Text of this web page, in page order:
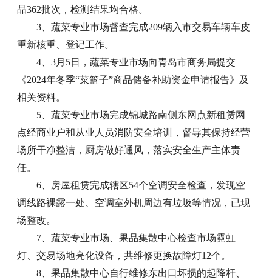
品362批次，检测结果均合格。
3、蔬菜专业市场督查完成209辆入市交易车辆车皮
重新核重、登记工作。
4、3月5日，蔬菜专业市场向青岛市商务局提交
《2024年冬季“菜篮子”商品储备补助资金申请报告》及
相关资料。
5、蔬菜专业市场完成锦城路南侧东网点新租赁网
点经商业户和从业人员消防安全培训，督导其保持经营
场所干净整洁，厨房做好通风，落实安全生产主体责
任。
6、房屋租赁完成辖区54个空调安全检查，发现空
调线路裸露一处、空调室外机周边有垃圾等情况，已现
场整改。
7、蔬菜专业市场、果品集散中心检查市场霓虹
灯、交易场地亮化设备，共维修更换故障灯12个。
8、果品集散中心自行维修东出口坏损的起降杆、